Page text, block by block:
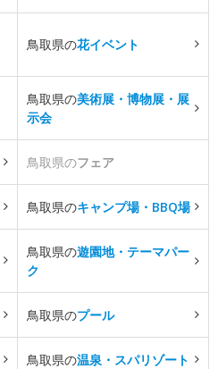
鳥取県の花イベント
鳥取県の美術展・博物展・展
示会
鳥取県のフェア
鳥取県のキャンプ場・BBQ場
鳥取県の遊園地・テーマパー
ク
鳥取県のプール
鳥取県の温泉・スパリゾート